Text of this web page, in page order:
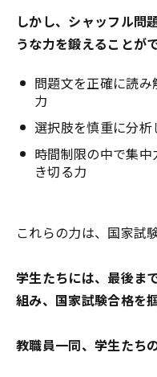
しかし、シャッフル問
うな力を鍛えることがで
問題文を正確に読
力
選択肢を慎重に分
時間制限の中で集
き切る力
これらの力は、国家試
学生たちには、最後ま
組み、国家試験合格を
教職員一同、学生たち